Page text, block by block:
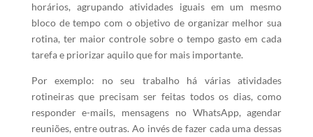
horários, agrupando atividades iguais em um mesmo
bloco de tempo com o objetivo de organizar melhor sua
rotina, ter maior controle sobre o tempo gasto em cada
tarefa e priorizar aquilo que for mais importante.
Por exemplo: no seu trabalho há várias atividades
rotineiras que precisam ser feitas todos os dias, como
responder e-mails, mensagens no WhatsApp, agendar
reuniões, entre outras. Ao invés de fazer cada uma dessas